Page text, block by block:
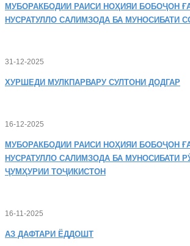
МУБОРАКБОДИИ РАИСИ НОҲИЯИ БОБОҶОН
НУСРАТУЛЛО САЛИМЗОДА БА МУНОСИБАТИ
31-12-2025
ХУРШЕДИ МУЛКПАРВАРУ СУЛТОНИ ДОДГАР
16-12-2025
МУБОРАКБОДИИ РАИСИ НОҲИЯИ БОБОҶОН
НУСРАТУЛЛО САЛИМЗОДА БА МУНОСИБАТИ
ҶУМҲУРИИ ТОҶИКИСТОН
16-11-2025
АЗ ДАФТАРИ ЁДДОШТ